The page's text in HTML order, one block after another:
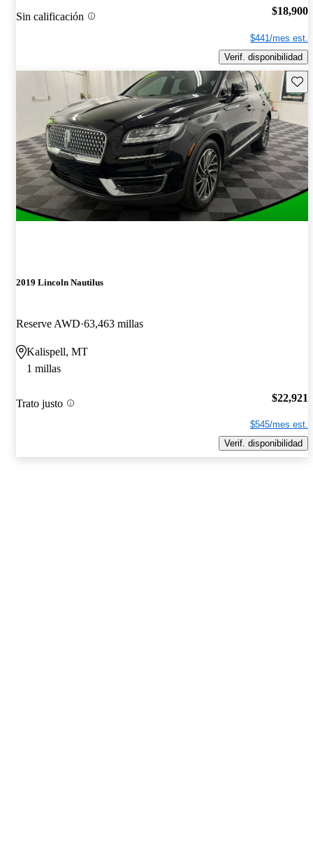
Sin calificación $18,900
$441/mes est.
Verif. disponibilidad
2019 Lincoln Nautilus
Reserve AWD 63,463 millas
Kalispell, MT
1 millas
Trato justo $22,921
$545/mes est.
Verif. disponibilidad